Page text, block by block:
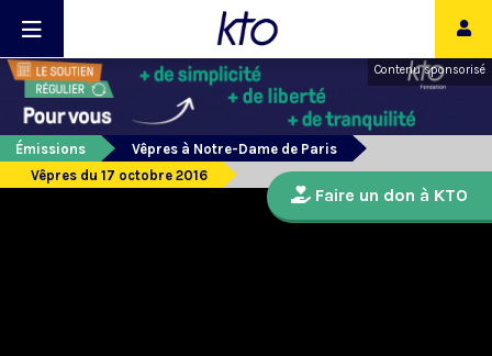
Contenu sponsorisé
Émissions
Vêpres à Notre-Dame de Paris
Vêpres du 17 octobre 2016
Faire un don à KTO